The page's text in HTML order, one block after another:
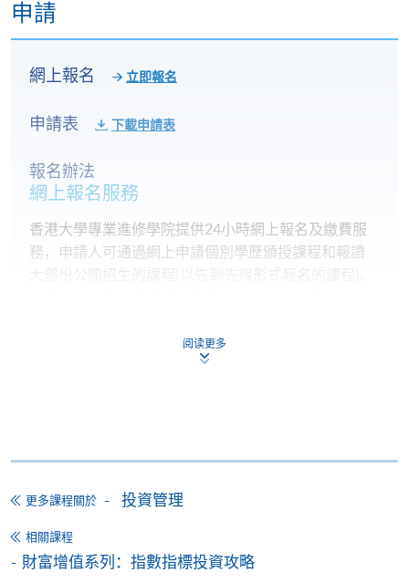
學位，同時擁有特許財務分析師(CFA) 資格。陳先生擁
有接近10年投資銀行經驗，現時任職某國際銀行董
事，專注於大中華區兼併及收購交易。陳先生多年來
為多家大型的私人以及上市公提供咨詢服務，對於分
析個別公司 的 財務表現、評估不同行業的宏觀趨勢，
以致於整個金融市場的操作都有非常豐富實戰經驗。
(4) 李先生擁有都柏林大學學院金融碩士學位，是香港
證監會第1類（證券交易）及第6類（就機構融資提供
意見）受規管活動的負責人員。李先生從事金融及投
票交易等範疇有深入的了解和經驗。
上課詳情
Tentative timetable is subject to change and the
course commencement is subject to
sufficient enrollment
申請
網上報名 立即報名
申請表 下載申請表
報名辦法
網上報名服務
香港大學專業進修學院提供24小時網上報名及繳費服
務，申請人可通過網上申請個別學歷頒授課程和報讀
讀學歷頒授課程設有網上服務，在學學員亦可以「微
信支付」(Online WeChat Pay) 、「支付寶」(Online
報讀新課程
填寫網上報名表格
後按照指示填妥網上報名表格。
阅读更多
更多課程關於 投資管理
相關課程
財富增值系列：指數指標投資攻略